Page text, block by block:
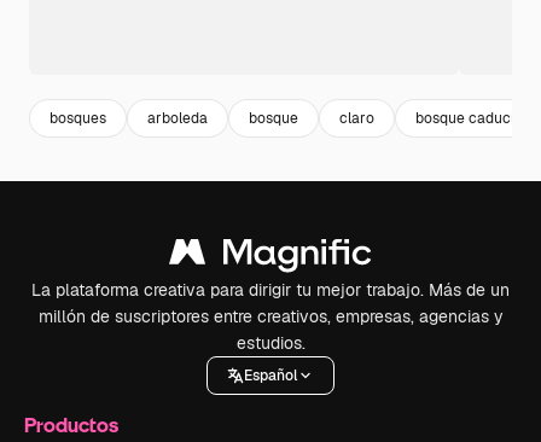
bosques arboleda bosque claro bosque caducifolio
La plataforma creativa para dirigir tu mejor trabajo. Más de un
millón de suscriptores entre creativos, empresas, agencias y
estudios.
Español
Productos